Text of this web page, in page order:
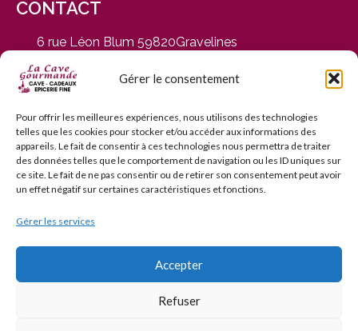
Gérer le consentement
Pour offrir les meilleures expériences, nous utilisons des technologies
telles que les cookies pour stocker et/ou accéder aux informations des
appareils. Le fait de consentir à ces technologies nous permettra de traiter
des données telles que le comportement de navigation ou les ID uniques sur
ce site. Le fait de ne pas consentir ou de retirer son consentement peut avoir
un effet négatif sur certaines caractéristiques et fonctions.
Gérer les services
Accepter
Refuser
CONTACT
6 rue Léon Blum 59820Gravelines
du Mardi au Samedi, de 9h30 à 12h30 et de 14h30 à
19h
03 28 65 01 92
contact@cavegourmande.fr
www.cavegourmande.fr
L’ABUS D’ALCOOL EST DANGEREUX POUR LA SANTÉ — À
CONSOMMER AVEC MODÉRATION — INTERDICTION DE
VENTE AUX MINEURS DE MOINS DE 18 ANS
© 2006–2026 La Cave Gourmande. Tous droits réservés.